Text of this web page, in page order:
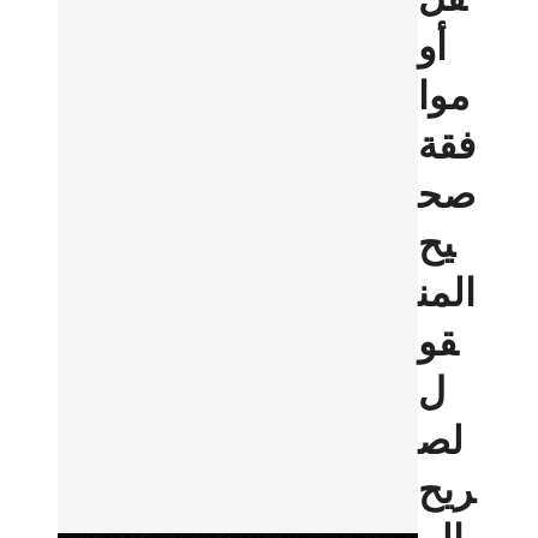
أو
موا
فقة
صح
يح
المن
قو
ل
لص
ريح